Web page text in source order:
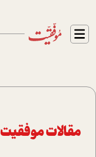
مقالات موفقیت